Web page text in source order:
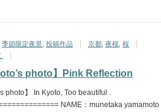
季節限定夜景 投稿作品 京都 夜桜 桜
photo】Pink Reflection
photo】 In Kyoto, Too beautiful .
NAME：munetaka yamamoto